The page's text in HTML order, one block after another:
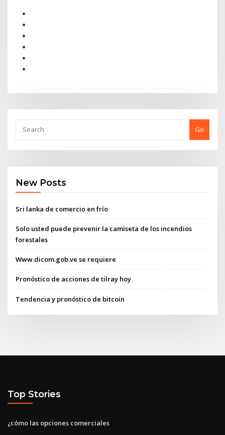
Go
New Posts
Sri lanka de comercio en frío
Solo usted puede prevenir la camiseta de los incendios
forestales
Www.dicom.gob.ve se requiere
Pronóstico de acciones de tilray hoy
Tendencia y pronóstico de bitcoin
Top Stories
¿cómo las opciones comerciales